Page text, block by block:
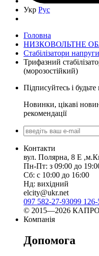
Укр Рус
Головна
НИЗКОВОЛЬТНЕ
Cтабілізатори напруги
Трифазний
(морозостійкий)
Підписуйтесь і
Новинки, цікаві
рекомендації
Контакти
вул. Полярна, 8 Е
Пн-Пт: з 09:00 до
Сб: с 10:00 до 16:00
Нд: вихідний
elcity@ukr.net
097 582-27-93099
© 2015—2026 КАПРО
Компанія
Допомога